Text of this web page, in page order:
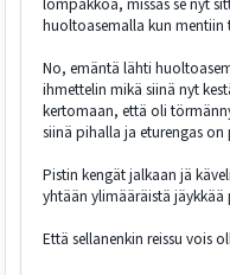
huoltoasemalla kun mentiin
No, emäntä lähti
ihmettelin mikä siinä nyt
kertomaan, että oli
siinä pihalla ja eturengas on
Pistin kengät jalkaan jä
yhtään ylimääräistä jäykkää
Että sellanenkin reissu vois